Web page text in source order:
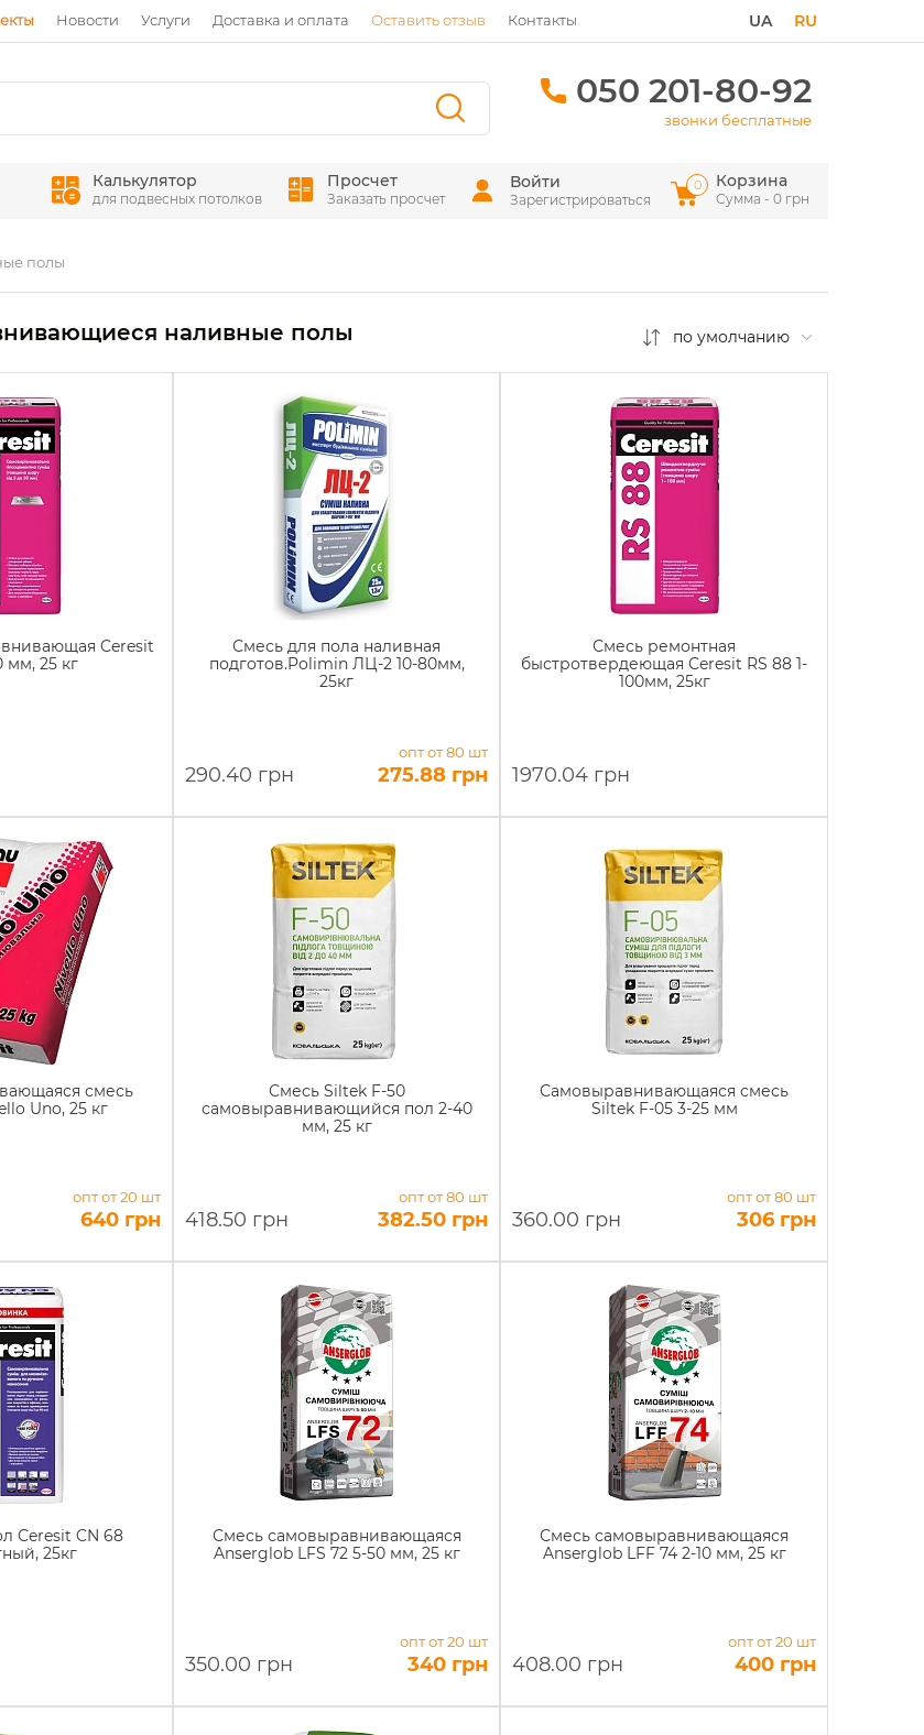
Новости Услуги Доставка и оплата Оставить отзыв Контакты RU
UA
050 201-80-92
звонки бесплатные
Калькулятор
для подвесных потолков
Просчет
Заказать просчет
Войти
Зарегистрироваться
Корзина
Сумма - 0 грн
0
полы
наливные полы по умолчанию
Ceresit
мм, 25 кг
Смесь для пола наливная
подготов.Polimin ЛЦ-2 10-80мм,
25кг
290.40 грн
опт от 80 шт
275.88 грн
Смесь ремонтная
быстротвердеющая Ceresit RS 88 1-
100мм, 25кг
1970.04 грн
смесь
Uno, 25 кг
опт от 20 шт
640 грн
Смесь Siltek F-50
самовыравнивающийся пол 2-40
мм, 25 кг
418.50 грн
опт от 80 шт
382.50 грн
Самовыравнивающаяся смесь
Siltek F-05 3-25 мм
360.00 грн
опт от 80 шт
306 грн
Ceresit CN 68
25кг
Смесь самовыравнивающаяся
Anserglob LFS 72 5-50 мм, 25 кг
350.00 грн
опт от 20 шт
340 грн
Смесь самовыравнивающаяся
Anserglob LFF 74 2-10 мм, 25 кг
408.00 грн
опт от 20 шт
400 грн